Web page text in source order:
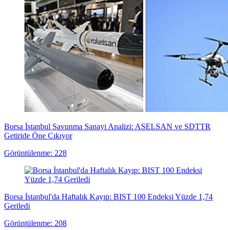
Borsa İstanbul Savunma Sanayi Analizi: ASELSAN ve SDTTR
Getiride Öne Çıkıyor
Görüntülenme: 228
Borsa İstanbul'da Haftalık Kayıp: BIST 100 Endeksi Yüzde 1,74
Geriledi
Görüntülenme: 208